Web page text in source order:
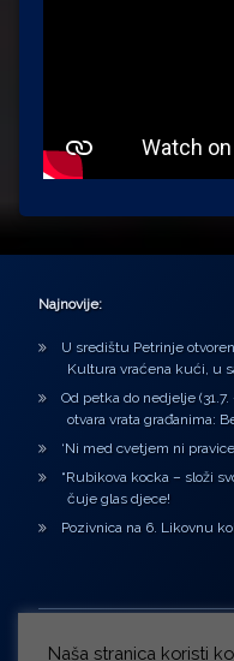
Najnovije:
U središtu Petrinje
Kultura vraćena kući, u
Od petka do nedjelje
otvara vrata građanima:
‘Ni med cvetjem ni
“Rubikova kocka – složi
čuje glas djece!
Pozivnica na 6. Likovnu
Naša stranica koristi